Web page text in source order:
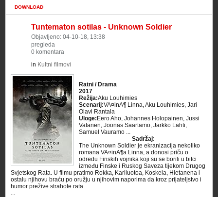
DOWNLOAD
Tuntematon sotilas - Unknown Soldier
Objavljeno: 04-10-18, 13:38
pregleda
0 komentara
in Kultni filmovi
Ratni / Drama
2017
Režija:Aku Louhimies
Scenarij:VA¤inA¶ Linna, Aku Louhimies, Jari
Olavi Rantala
Uloge: Eero Aho, Johannes Holopainen, Jussi
Vatanen, Joonas Saartamo, Jarkko Lahti,
Samuel Vauramo ...
Sadržaj:
The Unknown Soldier je ekranizacija nekoliko
romana VA¤inA¶a Linna, a donosi priču o
odredu Finskih vojnika koji su se borili u bitci
između Finske i Ruskog Saveza tijekom Drugog
Svjetskog Rata. U filmu pratimo Rokka, Kariluotoa, Koskela, Hietanena i
ostalu njihovu braću po oružju u njihovim naporima da kroz prijateljstvo i
humor prežive strahote rata.
...